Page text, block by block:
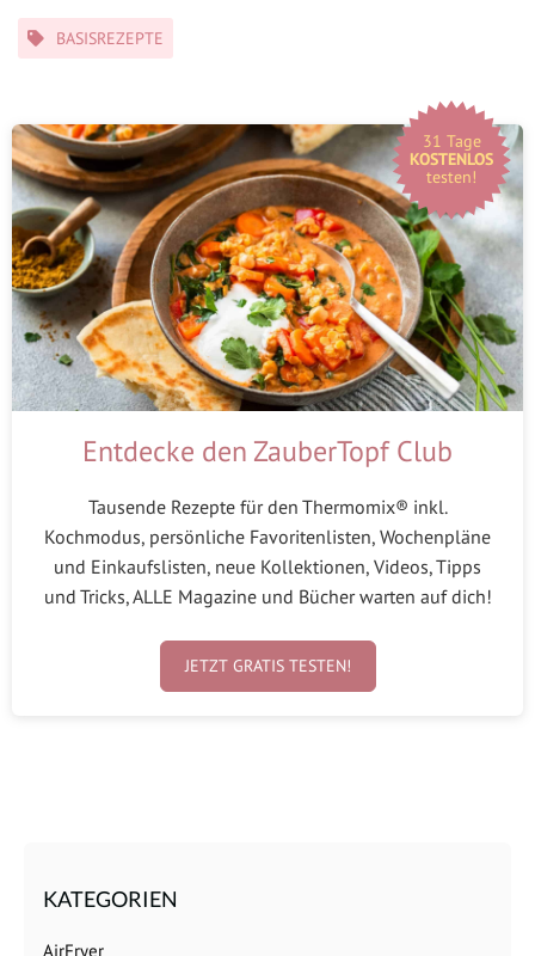
Kategorien
BASISREZEPTE
31 Tage
KOSTENLOS
testen!
Entdecke den ZauberTopf Club
Tausende Rezepte für den Thermomix® inkl.
Kochmodus, persönliche Favoritenlisten, Wochenpläne
und Einkaufslisten, neue Kollektionen, Videos, Tipps
und Tricks, ALLE Magazine und Bücher warten auf dich!
JETZT GRATIS TESTEN!
KATEGORIEN
AirFryer